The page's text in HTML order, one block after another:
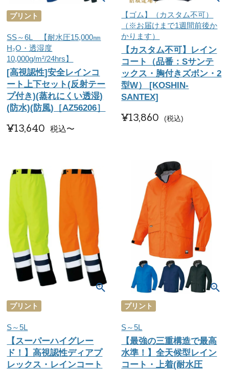
プリント
SS～6L 【耐水圧15,000㎜
H₂O・透湿度
10,000g/m²/24hrs】
[高視認性]安全レインコ
ート上下セット(反射テー
プ付き)(蒸れにくい透湿)
(防水)(防風)［AZ56206］
¥13,640 税込〜
【ゴム】（カスタム不可）
（※お届けまで1週間前後か
かります）
【カスタム不可】レイン
コート（品番：Sサンテ
ックス・胸付きズボン・2
型W） [KOSHIN-
SANTEX]
¥13,860 税込
プリント
S～5L
【スーパーハイグレー
ド！】高視認性ディアプ
レックス・レインコート
プリント
S～5L
【最強の三重構造で最高
水準！】全天候型レイン
コート・上着(耐水圧